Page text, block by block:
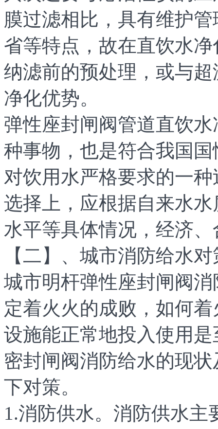
膜过滤相比，具有维护
省等特点，故在直饮水
纳滤前的预处理，或与
净化优势。
弹性座封闸阀管道直饮
种事物，也是符合我国
对饮用水严格要求的一
选择上，应根据自来水
水平等具体情况，经济
【二】、城市消防给水
城市明杆弹性座封闸阀
定着火火的成败，如何
设施能正常地投入使用
密封闸阀消防给水的现
下对策。
1.消防供水。消防供水